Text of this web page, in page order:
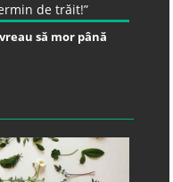
să mor până